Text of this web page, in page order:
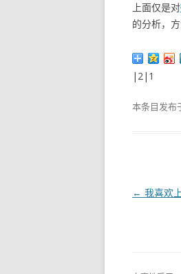
上面仅是对
的分析，
|2|1
本条目发布
文章导航
← 我喜欢